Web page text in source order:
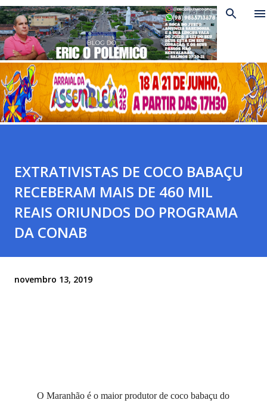
Pular para o conteúdo principal
EXTRATIVISTAS DE COCO BABAÇU
RECEBERAM MAIS DE 460 MIL
REAIS ORIUNDOS DO PROGRAMA
DA CONAB
novembro 13, 2019
O Maranhão é o maior produtor de coco babaçu do